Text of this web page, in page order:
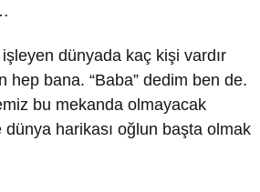
dünyada kaç kişi vardır
hep bana. “Baba” dedim ben de.
bu mekanda olmayacak
harikası oğlun başta olmak